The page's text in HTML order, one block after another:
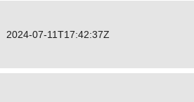
2024-07-11T17:42:37Z